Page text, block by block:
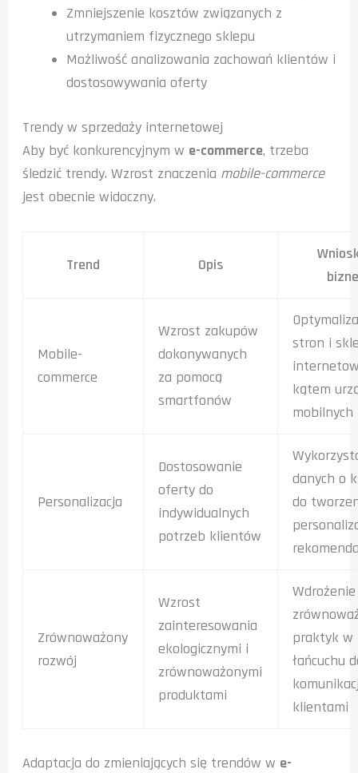
Zmniejszenie kosztów związanych z
utrzymaniem fizycznego sklepu
Możliwość analizowania zachowań klientów i
dostosowywania oferty
Trendy w sprzedaży internetowej
Aby być konkurencyjnym w e-commerce, trzeba
śledzić trendy. Wzrost znaczenia mobile-commerce
jest obecnie widoczny.
Trend Opis
Mobile-
commerce
Wzrost zakupów
dokonywanych
za pomocą
smartfonów
stron i
kątem
mobilnych
Personalizacja
Dostosowanie
oferty do
indywidualnych
potrzeb klientów
danych o
do
Zrównoważony
rozwój
Wzrost
zainteresowania
ekologicznymi i
zrównoważonymi
produktami
Wdrożenie
praktyk w
łańcuchu
klientami
Adaptacja do zmieniających się trendów w e-